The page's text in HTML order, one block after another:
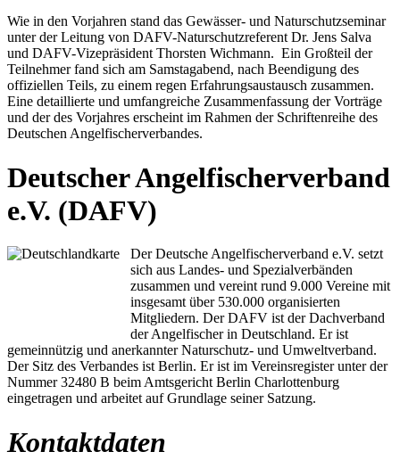
Wie in den Vorjahren stand das Gewässer- und Naturschutzseminar
unter der Leitung von DAFV-Naturschutzreferent Dr. Jens Salva
und DAFV-Vizepräsident Thorsten Wichmann. Ein Großteil der
Teilnehmer fand sich am Samstagabend, nach Beendigung des
offiziellen Teils, zu einem regen Erfahrungsaustausch zusammen.
Eine detaillierte und umfangreiche Zusammenfassung der Vorträge
und der des Vorjahres erscheint im Rahmen der Schriftenreihe des
Deutschen Angelfischerverbandes.
Deutscher Angelfischerverband
e.V. (DAFV)
Der Deutsche Angelfischerverband e.V. setzt
sich aus Landes- und Spezialverbänden
zusammen und vereint rund 9.000 Vereine mit
insgesamt über 530.000 organisierten
Mitgliedern. Der DAFV ist der Dachverband
der Angelfischer in Deutschland. Er ist
gemeinnützig und anerkannter Naturschutz- und Umweltverband.
Der Sitz des Verbandes ist Berlin. Er ist im Vereinsregister unter der
Nummer 32480 B beim Amtsgericht Berlin Charlottenburg
eingetragen und arbeitet auf Grundlage seiner Satzung.
Kontaktdaten